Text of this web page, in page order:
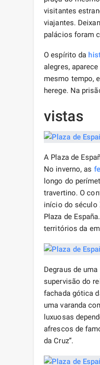
visitantes
viajantes.
palácios foram
O espírito da
alegres,
mesmo tempo,
herege. Na
vistas
A Plaza de
No inverno, as
longo do
travertino. O
início do século
Plaza de
territórios da
Degraus de uma
supervisão do
fachada gótica
uma varanda
luxuosas
afrescos de
da Cruz”.